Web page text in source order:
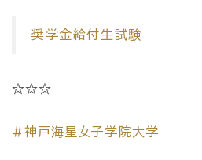
奨学金給付生試験
☆☆☆
#神戸海星女子学院大学